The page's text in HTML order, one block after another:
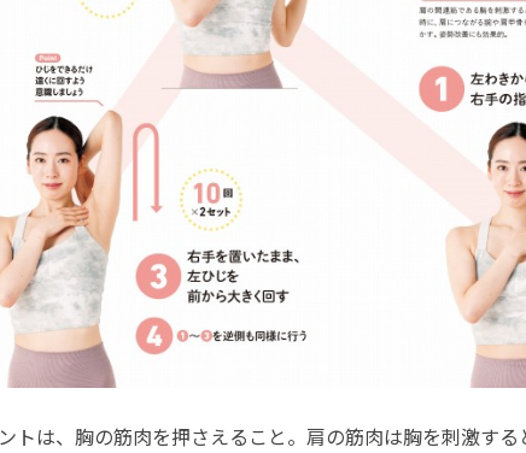
トは、胸の筋肉を押さえること。肩の筋肉は胸を刺激す